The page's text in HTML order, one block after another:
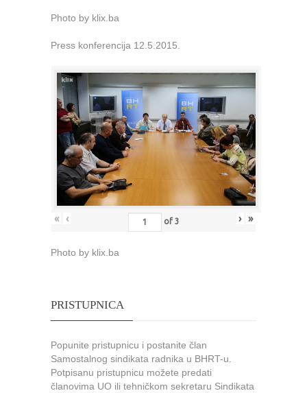
Photo by klix.ba
Press konferencija 12.5.2015.
« ‹ of 3 › »
Photo by klix.ba
PRISTUPNICA
Popunite pristupnicu i postanite član
Samostalnog sindikata radnika u BHRT-u.
Potpisanu pristupnicu možete predati
članovima UO ili tehničkom sekretaru Sindikata